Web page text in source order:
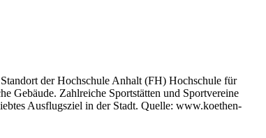
der Hochschule Anhalt (FH) Hochschule für
Gebäude. Zahlreiche Sportstätten und Sportvereine
Ausflugsziel in der Stadt. Quelle: www.koethen-